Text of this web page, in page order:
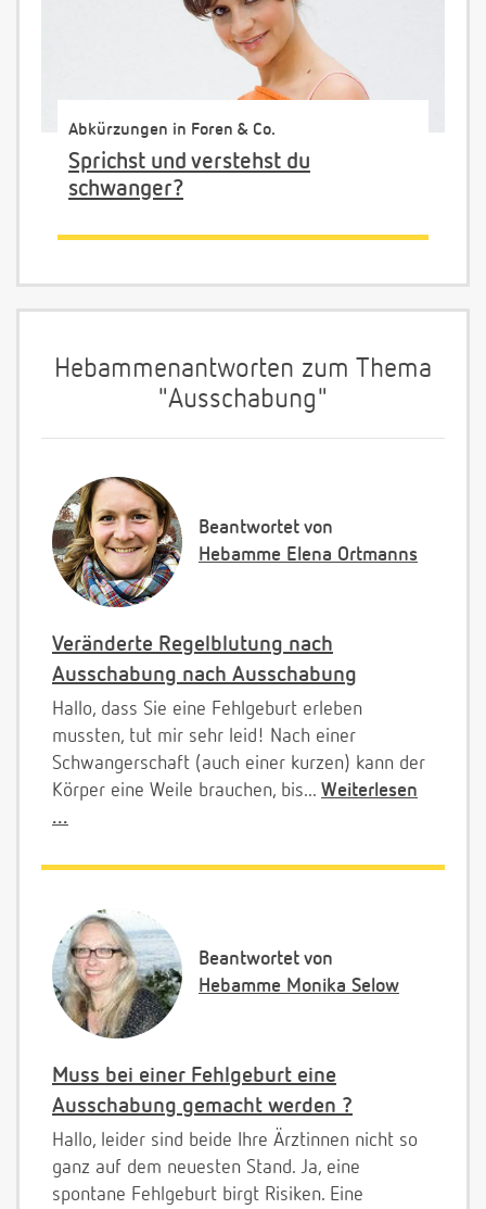
Abkürzungen in Foren & Co.
Sprichst und verstehst du
schwanger?
Hebammenantworten zum Thema
"Ausschabung"
Beantwortet von
Hebamme Elena Ortmanns
Veränderte Regelblutung nach
Ausschabung nach Ausschabung
Hallo, dass Sie eine Fehlgeburt erleben
mussten, tut mir sehr leid! Nach einer
Schwangerschaft (auch einer kurzen) kann der
Körper eine Weile brauchen, bis... Weiterlesen
...
Beantwortet von
Hebamme Monika Selow
Muss bei einer Fehlgeburt eine
Ausschabung gemacht werden ?
Hallo, leider sind beide Ihre Ärztinnen nicht so
ganz auf dem neuesten Stand. Ja, eine
spontane Fehlgeburt birgt Risiken. Eine